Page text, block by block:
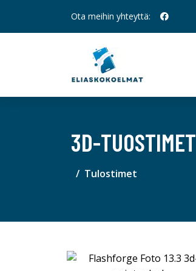
Ota meihin yhteyttä:
3D-TUOSTIMET
Tulostimet